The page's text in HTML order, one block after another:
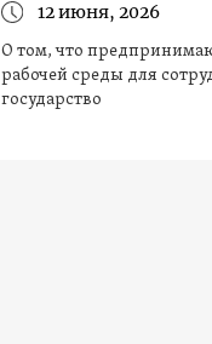
12 июня, 2026
О том, что
рабочей среды для
государство